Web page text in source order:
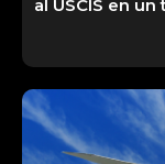
al USCIS en